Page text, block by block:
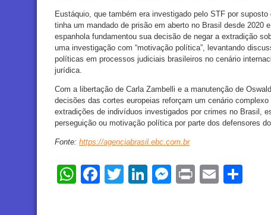
Eustáquio, que também era investigado pelo STF por
tinha um mandado de prisão em aberto no Brasil desde 2020
espanhola fundamentou sua decisão de negar a extradição
uma investigação com “motivação política”, levantando
políticas em processos judiciais brasileiros no cenário
jurídica.
Com a libertação de Carla Zambelli e a manutenção de
decisões das cortes europeias reforçam um cenário
extradições de indivíduos investigados por crimes no Brasil,
perseguição ou motivação política por parte dos defensores
Fonte: https://agenciabrasil.ebc.com.br
WhatsApp
Facebook
TwitterLinkedIn
Messenger
PrintEmail